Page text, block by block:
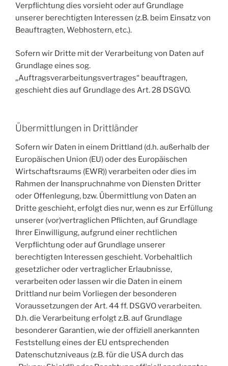
Verpflichtung dies vorsieht oder auf Grundlage
unserer berechtigten Interessen (z.B. beim Einsatz von
Beauftragten, Webhostern, etc.).
Sofern wir Dritte mit der Verarbeitung von Daten auf
Grundlage eines sog.
„Auftragsverarbeitungsvertrages“ beauftragen,
geschieht dies auf Grundlage des Art. 28 DSGVO.
Übermittlungen in Drittländer
Sofern wir Daten in einem Drittland (d.h. außerhalb der
Europäischen Union (EU) oder des Europäischen
Wirtschaftsraums (EWR)) verarbeiten oder dies im
Rahmen der Inanspruchnahme von Diensten Dritter
oder Offenlegung, bzw. Übermittlung von Daten an
Dritte geschieht, erfolgt dies nur, wenn es zur Erfüllung
unserer (vor)vertraglichen Pflichten, auf Grundlage
Ihrer Einwilligung, aufgrund einer rechtlichen
Verpflichtung oder auf Grundlage unserer
berechtigten Interessen geschieht. Vorbehaltlich
gesetzlicher oder vertraglicher Erlaubnisse,
verarbeiten oder lassen wir die Daten in einem
Drittland nur beim Vorliegen der besonderen
Voraussetzungen der Art. 44 ff. DSGVO verarbeiten.
D.h. die Verarbeitung erfolgt z.B. auf Grundlage
besonderer Garantien, wie der offiziell anerkannten
Feststellung eines der EU entsprechenden
Datenschutzniveaus (z.B. für die USA durch das